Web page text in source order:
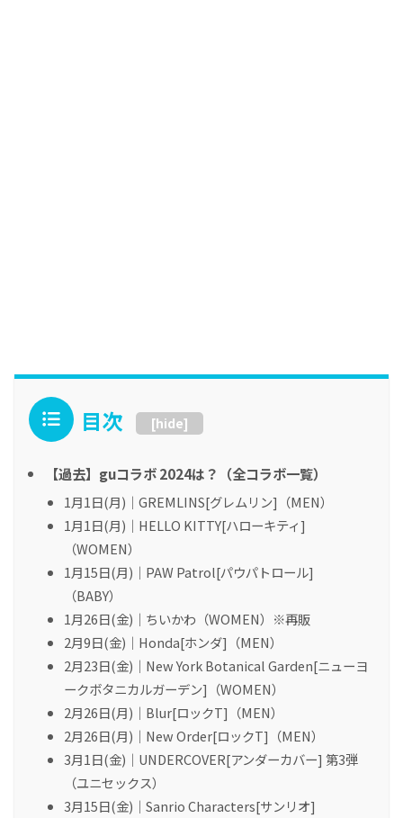
目次 [hide]
【過去】guコラボ 2024は？（全コラボ一覧）
1月1日(月)｜GREMLINS[グレムリン]（MEN）
1月1日(月)｜HELLO KITTY[ハローキティ]
（WOMEN）
1月15日(月)｜PAW Patrol[パウパトロール]
（BABY）
1月26日(金)｜ちいかわ（WOMEN）※再販
2月9日(金)｜Honda[ホンダ]（MEN）
2月23日(金)｜New York Botanical Garden[ニューヨ
ークボタニカルガーデン]（WOMEN）
2月26日(月)｜Blur[ロックT]（MEN）
2月26日(月)｜New Order[ロックT]（MEN）
3月1日(金)｜UNDERCOVER[アンダーカバー] 第3弾
（ユニセックス）
3月15日(金)｜Sanrio Characters[サンリオ]